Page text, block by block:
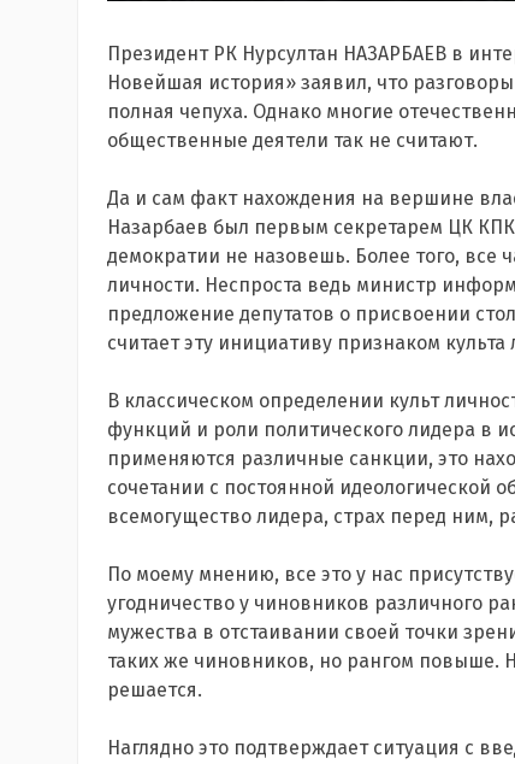
Президент РК Нурсултан НАЗАРБАЕВ в
Новейшая история» заявил, что
полная чепуха. Однако многие
общественные деятели так не считают.
Да и сам факт нахождения на вершине
Назарбаев был первым секретарем ЦК
демократии не назовешь. Более того, все
личности. Неспроста ведь министр
предложение депутатов о присвоении
считает эту инициативу признаком культа
В классическом определении культ
функций и роли политического лидера в
применяются различные санкции, это
сочетании с постоянной идеологической
всемогущество лидера, страх перед ним,
По моему мнению, все это у нас
угодничество у чиновников различного
мужества в отстаивании своей точки
таких же чиновников, но рангом повыше.
решается.
Наглядно это подтверждает ситуация с